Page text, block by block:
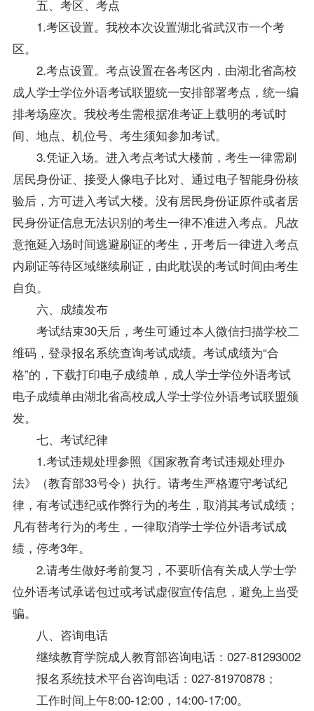
五、考区、考点
1.考区设置。我校本次设置湖北省武汉市一个考
区。
2.考点设置。考点设置在各考区内，由湖北省高校
成人学士学位外语考试联盟统一安排部署考点，统一编
排考场座次。我校考生需根据准考证上载明的考试时
间、地点、机位号、考生须知参加考试。
3.凭证入场。进入考点考试大楼前，考生一律需刷
居民身份证、接受人像电子比对、通过电子智能身份核
验后，方可进入考试大楼。没有居民身份证原件或者居
民身份证信息无法识别的考生一律不准进入考点。凡故
意拖延入场时间逃避刷证的考生，开考后一律进入考点
内刷证等待区域继续刷证，由此耽误的考试时间由考生
自负。
六、成绩发布
考试结束30天后，考生可通过本人微信扫描学校二
维码，登录报名系统查询考试成绩。考试成绩为“合
格”的，下载打印电子成绩单，成人学士学位外语考试
电子成绩单由湖北省高校成人学士学位外语考试联盟颁
发。
七、考试纪律
1.考试违规处理参照《国家教育考试违规处理办
法》（教育部33号令）执行。请考生严格遵守考试纪
律，有考试违纪或作弊行为的考生，取消其考试成绩；
凡有替考行为的考生，一律取消学士学位外语考试成
绩，停考3年。
2.请考生做好考前复习，不要听信有关成人学士学
位外语考试承诺包过或考试虚假宣传信息，避免上当受
骗。
八、咨询电话
继续教育学院成人教育部咨询电话：027-81293002
报名系统技术平台咨询电话：027-81970878；
工作时间上午8:00-12:00，14:00-17:00。